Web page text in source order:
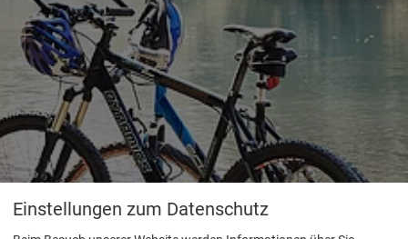
Einstellungen zum Datenschutz